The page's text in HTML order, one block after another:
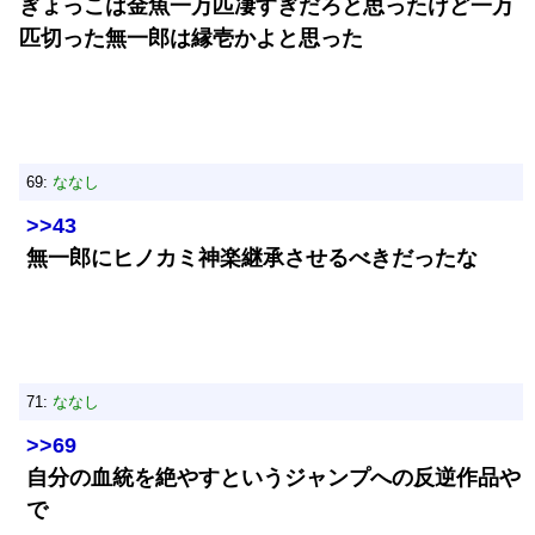
ぎょっこは金魚一万匹凄すぎだろと思ったけど一万
匹切った無一郎は縁壱かよと思った
69: ななし
>>43
無一郎にヒノカミ神楽継承させるべきだったな
71: ななし
>>69
自分の血統を絶やすというジャンプへの反逆作品や
で